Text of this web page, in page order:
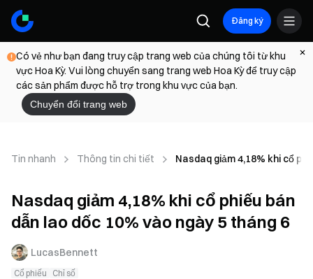
Đăng ký
Có vẻ như bạn đang truy cập trang web của chúng tôi từ khu
vực Hoa Kỳ. Vui lòng chuyển sang trang web Hoa Kỳ để truy cập
các sản phẩm được hỗ trợ trong khu vực của bạn.
Chuyển đổi trang web
Tin nhanh Thông tin chi tiết Nasdaq giảm 4,18% khi cổ
Nasdaq giảm 4,18% khi cổ phiếu bán
dẫn lao dốc 10% vào ngày 5 tháng 6
LucasBennett
Cổ phiếu Chỉ số